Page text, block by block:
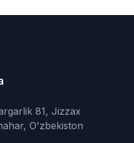
81, Jizzax
O'zbekiston